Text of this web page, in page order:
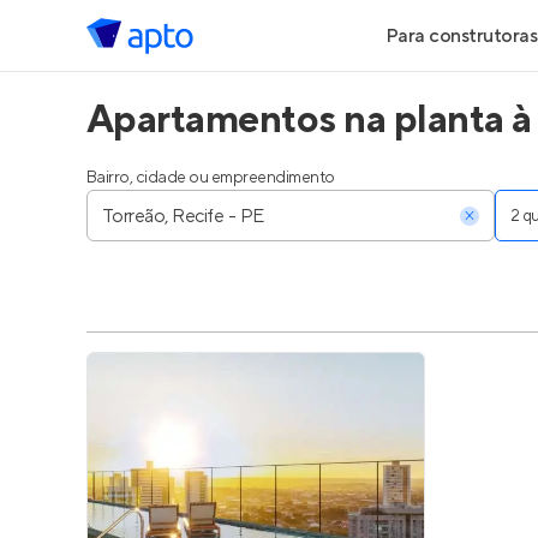
Para construtoras
Geração de
Geração de
Parcerias
Entrar no
Apartamentos na planta
Bairro, cidade ou empreendimento
2